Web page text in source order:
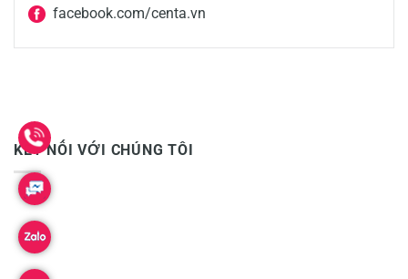
facebook.com/centa.vn
KẾT NỐI VỚI CHÚNG TÔI